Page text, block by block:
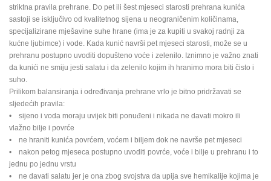
striktna pravila prehrane. Do pet ili šest mjeseci starosti prehrana kunića
sastoji se isključivo od kvalitetnog sijena u neograničenim količinama,
specijalizirane mješavine suhe hrane (ima je za kupiti u svakoj radnji za
kućne ljubimce) i vode. Kada kunić navrši pet mjeseci starosti, može se u
prehranu postupno uvoditi dopušteno voće i zelenilo. Iznimno je važno znati
da kunići ne smiju jesti salatu i da zelenilo kojim ih hranimo mora biti čisto i
suho.
Prilikom balansiranja i određivanja prehrane vrlo je bitno pridržavati se
sljedećih pravila:
• sijeno i voda moraju uvijek biti ponuđeni i nikada ne davati mokro ili
vlažno bilje i povrće
• ne hraniti kunića povrćem, voćem i biljem dok ne navrše pet mjeseci
• nakon petog mjeseca postupno uvoditi povrće, voće i bilje u prehranu i to
jednu po jednu vrstu
• ne davati salatu jer je ona zbog svojstva da upija sve hemikalije kojima je